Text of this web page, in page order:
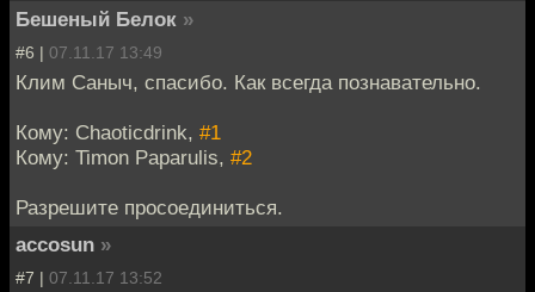
Бешеный Белок »
#6 | 07.11.17 13:49
Клим Саныч, спасибо. Как всегда познавательно.
Кому: Chaoticdrink, #1
Кому: Timon Paparulis, #2
Разрешите просоединиться.
accosun »
#7 | 07.11.17 13:52